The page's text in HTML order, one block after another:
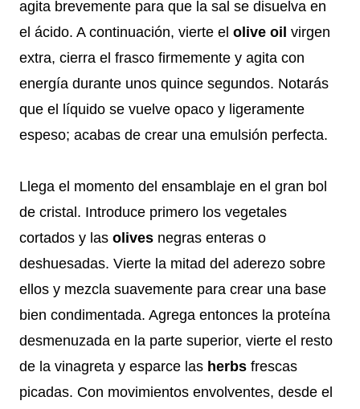
agita brevemente para que la sal se disuelva en
el ácido. A continuación, vierte el olive oil virgen
extra, cierra el frasco firmemente y agita con
energía durante unos quince segundos. Notarás
que el líquido se vuelve opaco y ligeramente
espeso; acabas de crear una emulsión perfecta.
Llega el momento del ensamblaje en el gran bol
de cristal. Introduce primero los vegetales
cortados y las olives negras enteras o
deshuesadas. Vierte la mitad del aderezo sobre
ellos y mezcla suavemente para crear una base
bien condimentada. Agrega entonces la proteína
desmenuzada en la parte superior, vierte el resto
de la vinagreta y esparce las herbs frescas
picadas. Con movimientos envolventes, desde el